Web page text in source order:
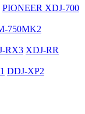
PIONEER XDJ-700
750MK2
RX3 XDJ-RR
DDJ-XP2